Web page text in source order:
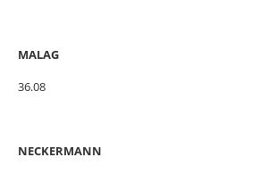
MALAG
36.08
NECKERMANN